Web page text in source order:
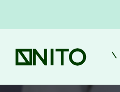
Forsiden